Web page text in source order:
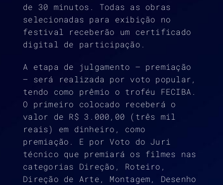
de 30 minutos. Todas as obras
selecionadas para exibição no
festival receberão um certificado
digital de participação.
A etapa de julgamento – premiação
– será realizada por voto popular,
tendo como prêmio o troféu FECIBA.
O primeiro colocado receberá o
valor de R$ 3.000,00 (três mil
reais) em dinheiro, como
premiação. E por Voto do Juri
técnico que premiará os filmes nas
categorias Direção, Roteiro,
Direção de Arte, Montagem, Desenho